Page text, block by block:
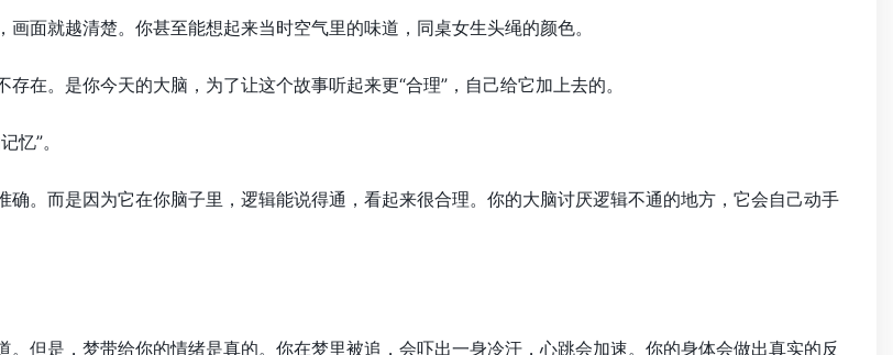
面就越清楚。你甚至能想起来当时空气里的味道，同桌女生头绳的颜色。
在。是你今天的大脑，为了让这个故事听起来更“合理”，自己给它加上去的。
忆”。
确。而是因为它在你脑子里，逻辑能说得通，看起来很合理。你的大脑讨厌逻辑不通的地方，它会自己动手
。但是，梦带给你的情绪是真的。你在梦里被追，会吓出一身冷汗，心跳会加速。你的身体会做出真实的反